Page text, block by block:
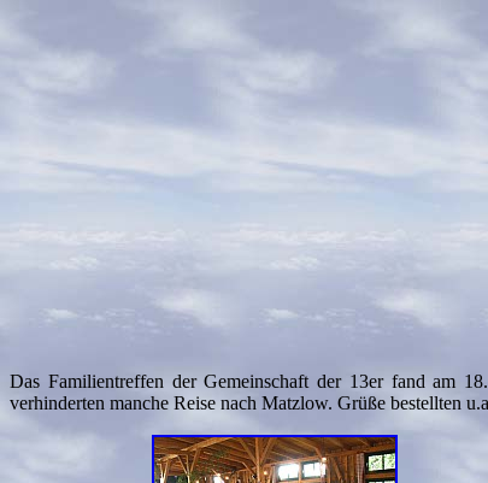
Das Familientreffen der Gemeinschaft der 13er fand am
verhinderten manche Reise nach Matzlow. Grüße bestellten